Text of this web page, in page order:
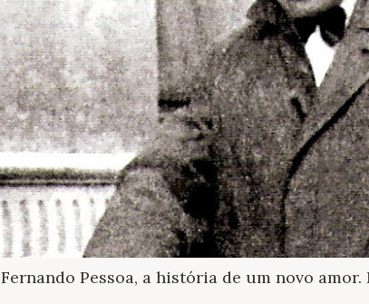
Fernando Pessoa, a história de um novo